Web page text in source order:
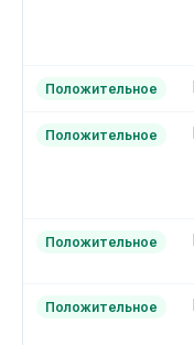
Положительное
Положительное
Положительное
Положительное